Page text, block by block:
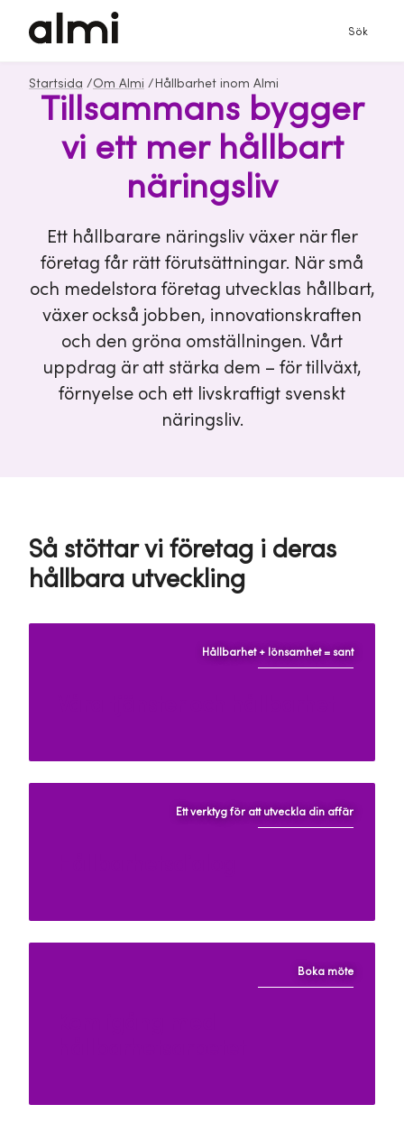
Sök
Startsida /Om Almi / Hållbarhet inom Almi
Tillsammans bygger
vi ett mer hållbart
näringsliv
Ett hållbarare näringsliv växer när fler
företag får rätt förutsättningar. När små
och medelstora företag utvecklas hållbart,
växer också jobben, innovationskraften
och den gröna omställningen. Vårt
uppdrag är att stärka dem – för tillväxt,
förnyelse och ett livskraftigt svenskt
näringsliv.
Så stöttar vi företag i deras
hållbara utveckling
Hållbarhet + lönsamhet = sant
Ett verktyg för att utveckla din affär
Boka möte